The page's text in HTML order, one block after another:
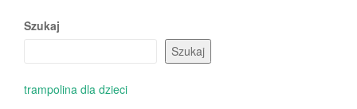
Szukaj
Szukaj
trampolina dla dzieci